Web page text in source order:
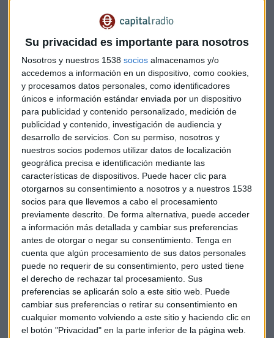
Su privacidad es importante para nosotros
Nosotros y nuestros 1538 socios almacenamos y/o
accedemos a información en un dispositivo, como cookies,
y procesamos datos personales, como identificadores
únicos e información estándar enviada por un dispositivo
para publicidad y contenido personalizado, medición de
publicidad y contenido, investigación de audiencia y
desarrollo de servicios. Con su permiso, nosotros y
nuestros socios podemos utilizar datos de localización
geográfica precisa e identificación mediante las
características de dispositivos. Puede hacer clic para
otorgarnos su consentimiento a nosotros y a nuestros 1538
socios para que llevemos a cabo el procesamiento
previamente descrito. De forma alternativa, puede acceder
a información más detallada y cambiar sus preferencias
antes de otorgar o negar su consentimiento. Tenga en
cuenta que algún procesamiento de sus datos personales
puede no requerir de su consentimiento, pero usted tiene
el derecho de rechazar tal procesamiento. Sus
preferencias se aplicarán solo a este sitio web. Puede
cambiar sus preferencias o retirar su consentimiento en
cualquier momento volviendo a este sitio y haciendo clic en
el botón "Privacidad" en la parte inferior de la página web.
Pues bien, ese engaño que se dirigió, no solo al público, sino
también a las autoridades de control, lleva a pensar al juez
que la conducta del fabricante no cumple con la buena fe
que es de esperar.
Aun así, el Tribunal ha decidido, a pesar de la falta de
información pública en cuanto al alcance de dicha
manipulación.
De todas formas hay dos aspectos de este caso que llaman
la atención: Desde el punto de vista administrativo, las
autoridades españolas no han adoptado medidas. El
tribunal lo señala e imagina que la razón es el no suponer
riesgo alguno para la circulacióny no se habla del perjuicio
que las concesiones y la distribución ha podido sufrir.
En definitiva, hablamos de un 10% del precio de
adquisición, en este caso unos 5.006,5 euros, que habrán de
abonar de forma directa, conjunta y solidaria tanto la
distribución como el fabricante.